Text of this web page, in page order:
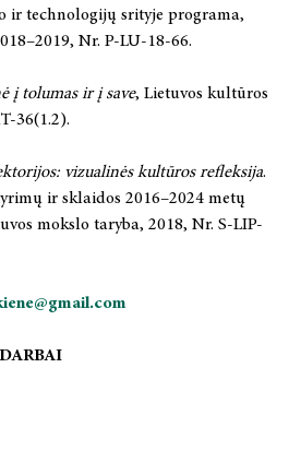
ir technologijų srityje programa,
Nr. P-LU-18-66.
į tolumas ir į save, Lietuvos kultūros
36(1.2).
vizualinės kultūros refleksija.
ir sklaidos 2016–2024 metų
mokslo taryba, 2018, Nr. S-LIP-